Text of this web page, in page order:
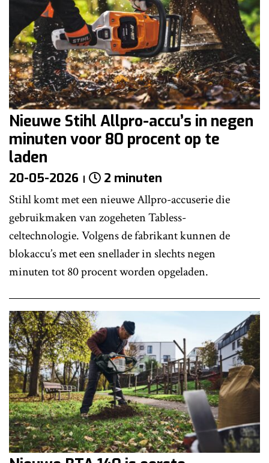
Nieuwe Stihl Allpro-accu’s in negen
minuten voor 80 procent op te
laden
20-05-2026 2 minuten
Stihl komt met een nieuwe Allpro-accuserie die
gebruikmaken van zogeheten Tabless-
celtechnologie. Volgens de fabrikant kunnen de
blokaccu’s met een snellader in slechts negen
minuten tot 80 procent worden opgeladen.